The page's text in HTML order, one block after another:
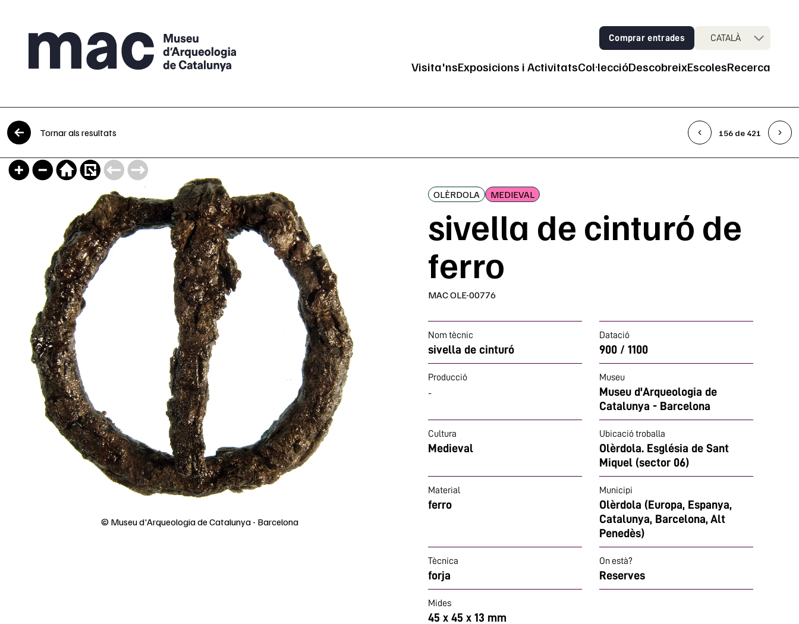
Vés al contingut Comprar entrades CATALÀ
Navegació principal
Visita'nsExposicions i ActivitatsCol·leccióDescobreixEscolesRecerca
Tornar als resultats 156 de 421
© Museu d'Arqueologia de Catalunya - Barcelona
OLÈRDOLA MEDIEVAL
sivella de cinturó de
ferro
MAC OLE-00776
Nom tècnic
sivella de cinturó
Datació
900 / 1100
Producció
-
Museu
Museu d'Arqueologia de
Catalunya - Barcelona
Cultura
Medieval
Ubicació troballa
Olèrdola. Església de Sant
Miquel (sector 06)
Material
ferro
Municipi
Olèrdola (Europa, Espanya,
Catalunya, Barcelona, Alt
Penedès)
Tècnica
forja
On està?
Reserves
Mides
45 x 45 x 13 mm